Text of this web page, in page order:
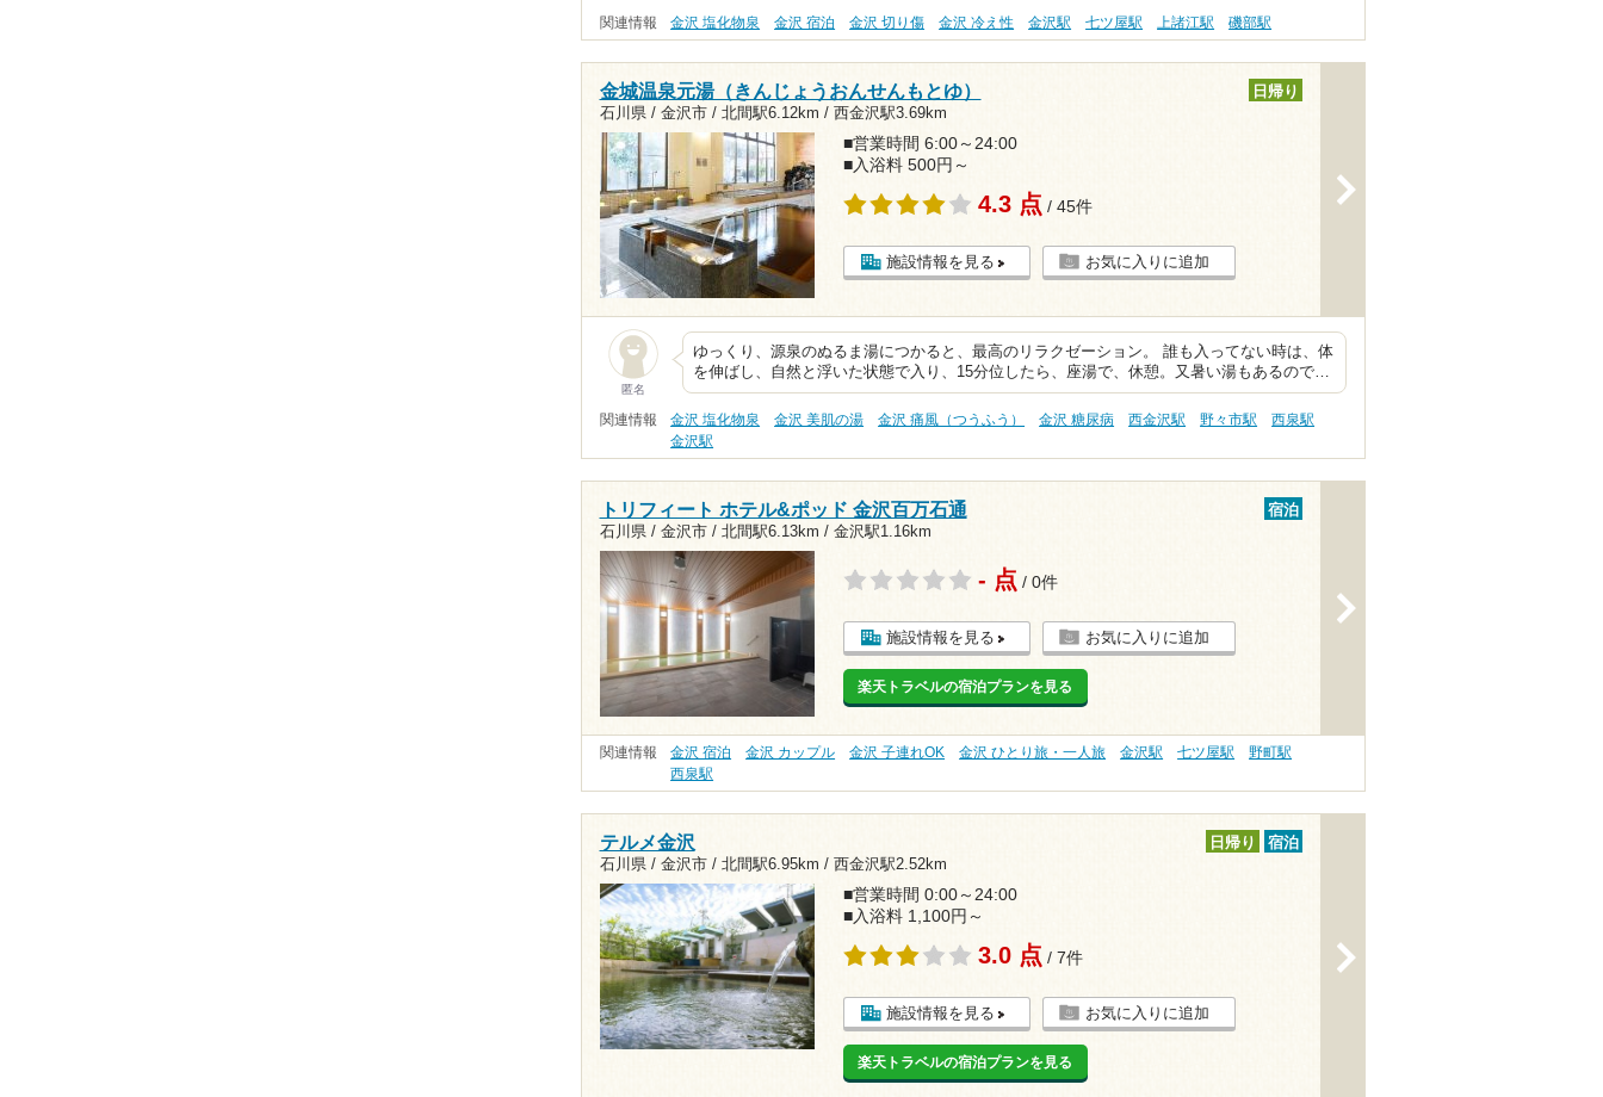
関連情報 金沢 塩化物泉 金沢 宿泊 金沢 切り傷 金沢 冷え性 金沢駅 七ツ屋駅 上諸江駅 磯部駅
金城温泉元湯（きんじょうおんせんもとゆ）
石川県 / 金沢市 / 北間駅6.12km / 西金沢駅3.69km
日帰り
■営業時間 6:00～24:00
■入浴料 500円～
4.3 点 / 45件
施設情報を見る お気に入りに追加
匿名
ゆっくり、源泉のぬるま湯につかると、最高のリラクゼーション。 誰も入ってない時は、体
を伸ばし、自然と浮いた状態で入り、15分位したら、座湯で、休憩。又暑い湯もあるので…
関連情報 金沢 塩化物泉 金沢 美肌の湯 金沢 痛風（つうふう） 金沢 糖尿病 西金沢駅 野々市駅
西泉駅
金沢駅
トリフィート ホテル&ポッド 金沢百万石通
石川県 / 金沢市 / 北間駅6.13km / 金沢駅1.16km
宿泊
- 点 / 0件
施設情報を見る お気に入りに追加
楽天トラベルの宿泊プランを見る
関連情報 金沢 宿泊 金沢 カップル 金沢 子連れOK 金沢 ひとり旅・一人旅 金沢駅 七ツ屋駅
野町駅
西泉駅
テルメ金沢
石川県 / 金沢市 / 北間駅6.95km / 西金沢駅2.52km
日帰り 宿泊
■営業時間 0:00～24:00
■入浴料 1,100円～
3.0 点 / 7件
施設情報を見る お気に入りに追加
楽天トラベルの宿泊プランを見る